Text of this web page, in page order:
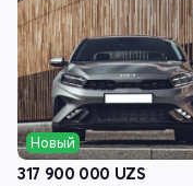
Новый
317 900 000 UZS